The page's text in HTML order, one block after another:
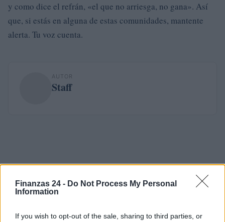
Finanzas 24 - Do Not Process My Personal
Information
If you wish to opt-out of the sale, sharing to third parties, or
y como dice el refrán, «el que no arriesga, no gana». Así
que, si estás en alguna de estas comunidades, mantente
alerta. Tu voz cuenta.
AUTOR
Staff